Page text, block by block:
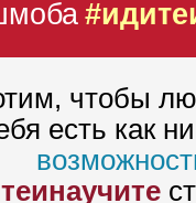
чтобы
есть как